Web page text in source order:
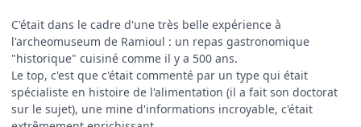
C'était dans le cadre d'une très belle expérience à
l'archeomuseum de Ramioul : un repas gastronomique
"historique" cuisiné comme il y a 500 ans.
Le top, c'est que c'était commenté par un type qui était
spécialiste en histoire de l'alimentation (il a fait son doctorat
sur le sujet), une mine d'informations incroyable, c'était